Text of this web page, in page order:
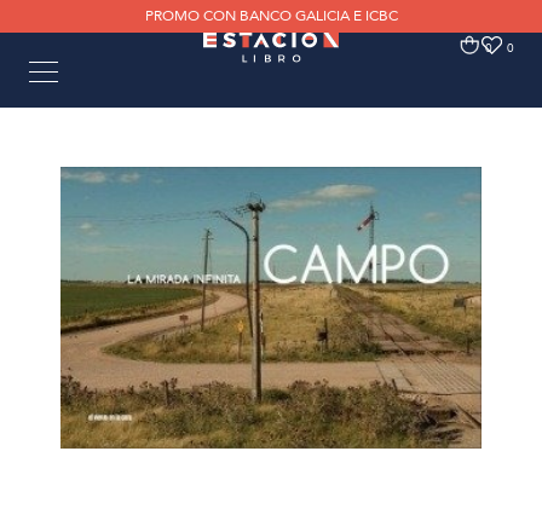
PROMO CON BANCO GALICIA E ICBC
0 0